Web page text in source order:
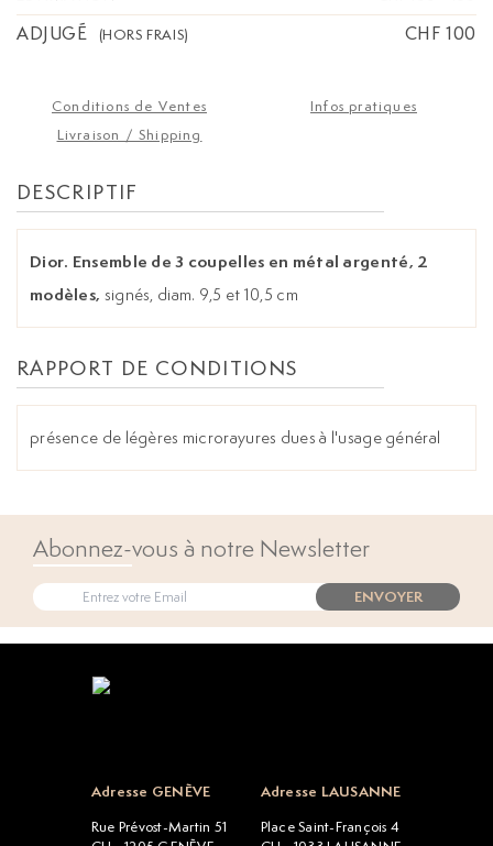
ADJUGÉ (HORS FRAIS) CHF 100
Conditions de Ventes
Infos pratiques
Livraison / Shipping
DESCRIPTIF
Dior. Ensemble de 3 coupelles en métal argenté, 2
modèles, signés, diam. 9,5 et 10,5 cm
RAPPORT DE CONDITIONS
présence de légères microrayures dues à l'usage général
Abonnez-vous à notre Newsletter
ENVOYER
Adresse GENÈVE
Rue Prévost-Martin 51
Adresse LAUSANNE
Place Saint-François 4